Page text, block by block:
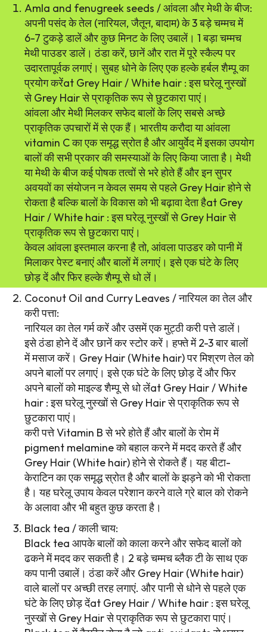
Amla and fenugreek seeds / आंवला और मेथी के बीज:
अपनी पसंद के तेल (नारियल, जैतून, बादाम) के 3 बड़े चम्मच में
6-7 टुकड़े डालें और कुछ मिनट के लिए उबालें। 1 बड़ा चम्मच
मेथी पाउडर डालें। ठंडा करें, छानें और रात में पूरे स्कैल्प पर
उदारतापूर्वक लगाएं। सुबह धोने के लिए एक हल्के हर्बल शैम्पू का
प्रयोग करेंat Grey Hair / White hair : इस घरेलू नुस्खों
से Grey Hair से प्राकृतिक रूप से छुटकारा पाएं।
आंवला और मेथी मिलकर सफेद बालों के लिए सबसे अच्छे
प्राकृतिक उपचारों में से एक हैं। भारतीय करौदा या आंवला
vitamin C का एक समृद्ध स्रोत है और आयुर्वेद में इसका उपयोग
बालों की सभी प्रकार की समस्याओं के लिए किया जाता है। मेथी
या मेथी के बीज कई पोषक तत्वों से भरे होते हैं और इन सुपर
अवयवों का संयोजन न केवल समय से पहले Grey Hair होने से
रोकता है बल्कि बालों के विकास को भी बढ़ावा देता हैat Grey
Hair / White hair : इस घरेलू नुस्खों से Grey Hair से
प्राकृतिक रूप से छुटकारा पाएं।
केवल आंवला इस्तमाल करना है तो, आंवला पाउडर को पानी में
मिलाकर पेस्ट बनाएं और बालों में लगाएं। इसे एक घंटे के लिए
छोड़ दें और फिर हल्के शैम्पू से धो लें।
Coconut Oil and Curry Leaves / नारियल का तेल और
करी पत्ता:
नारियल का तेल गर्म करें और उसमें एक मुट्ठी करी पत्ते डालें।
इसे ठंडा होने दें और छानें कर स्टोर करें। हफ्ते में 2-3 बार बालों
में मसाज करें। Grey Hair (White hair) पर मिश्रण तेल को
अपने बालों पर लगाएं। इसे एक घंटे के लिए छोड़ दें और फिर
अपने बालों को माइल्ड शैम्पू से धो लेंat Grey Hair / White
hair : इस घरेलू नुस्खों से Grey Hair से प्राकृतिक रूप से
छुटकारा पाएं।
करी पत्ते Vitamin B से भरे होते हैं और बालों के रोम में
pigment melamine को बहाल करने में मदद करते हैं और
Grey Hair (White hair) होने से रोकते हैं। यह बीटा-
केराटिन का एक समृद्ध स्रोत है और बालों के झड़ने को भी रोकता
है। यह घरेलू उपाय केवल परेशान करने वाले ग्रे बाल को रोकने
के अलावा और भी बहुत कुछ करता है।
Black tea / काली चाय:
Black tea आपके बालों को काला करने और सफेद बालों को
ढकने में मदद कर सकती है। 2 बड़े चम्मच ब्लैक टी के साथ एक
कप पानी उबालें। ठंडा करें और Grey Hair (White hair)
वाले बालों पर अच्छी तरह लगाएं. और पानी से धोने से पहले एक
घंटे के लिए छोड़ देंat Grey Hair / White hair : इस घरेलू
नुस्खों से Grey Hair से प्राकृतिक रूप से छुटकारा पाएं।